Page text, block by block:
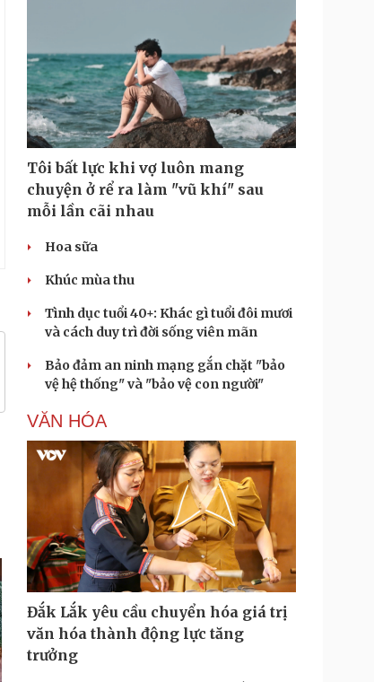
Tôi bất lực khi vợ luôn mang
chuyện ở rể ra làm "vũ khí" sau
mỗi lần cãi nhau
Hoa sữa
Khúc mùa thu
Tình dục tuổi 40+: Khác gì tuổi đôi mươi
và cách duy trì đời sống viên mãn
Bảo đảm an ninh mạng gắn chặt "bảo
vệ hệ thống" và "bảo vệ con người"
VĂN HÓA
Đắk Lắk yêu cầu chuyển hóa giá trị
văn hóa thành động lực tăng
trưởng